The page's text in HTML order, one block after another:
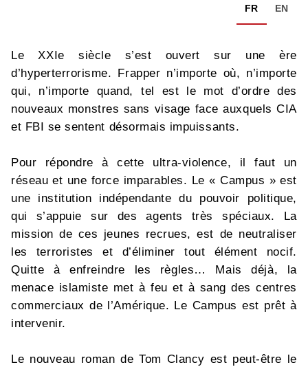
FR EN
Le XXIe siècle s’est ouvert sur une ère
d’hyperterrorisme. Frapper n’importe où, n’importe
qui, n’importe quand, tel est le mot d’ordre des
nouveaux monstres sans visage face auxquels CIA
et FBI se sentent désormais impuissants.
Pour répondre à cette ultra-violence, il faut un
réseau et une force imparables. Le « Campus » est
une institution indépendante du pouvoir politique,
qui s’appuie sur des agents très spéciaux. La
mission de ces jeunes recrues, est de neutraliser
les terroristes et d’éliminer tout élément nocif.
Quitte à enfreindre les règles… Mais déjà, la
menace islamiste met à feu et à sang des centres
commerciaux de l’Amérique. Le Campus est prêt à
intervenir.
Le nouveau roman de Tom Clancy est peut-être le